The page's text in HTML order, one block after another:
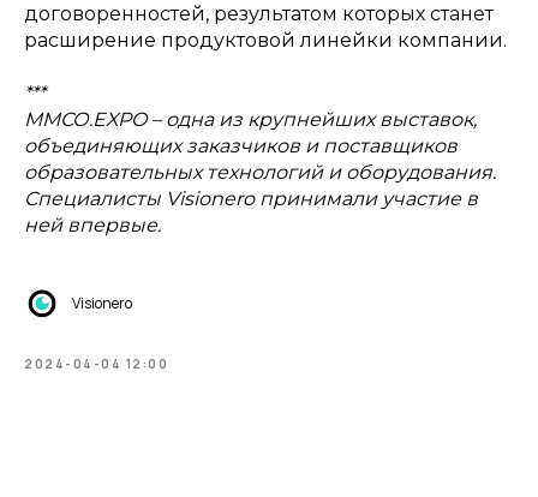
договоренностей, результатом которых станет
расширение продуктовой линейки компании.
***
ММСО.EXPO – одна из крупнейших выставок,
объединяющих заказчиков и поставщиков
образовательных технологий и оборудования.
Специалисты Visionero принимали участие в
ней впервые.
Visionero
2024-04-04 12:00